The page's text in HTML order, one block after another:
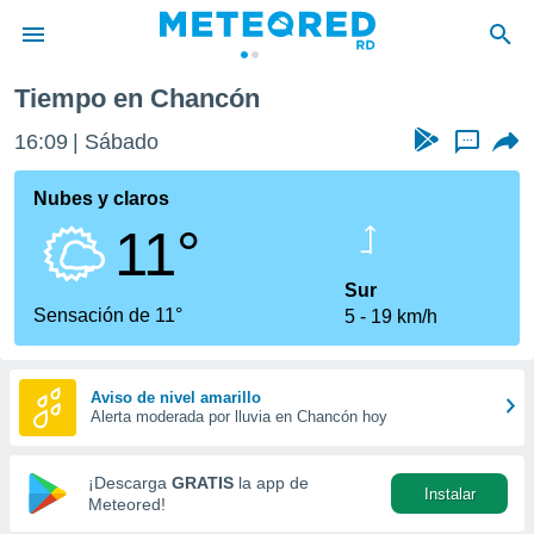
de
ha sido
calidad.
a este
las
y
forma
digital
basada
Tiempo en Chancón
16:09 Sábado ...
Nubes y claros
11°
Sensación de 11°
Sur
5
19 km/h
Aviso de nivel amarillo
Alerta moderada por lluvia en Chancón hoy
¡Descarga GRATIS la app de
Meteored!
Instalar